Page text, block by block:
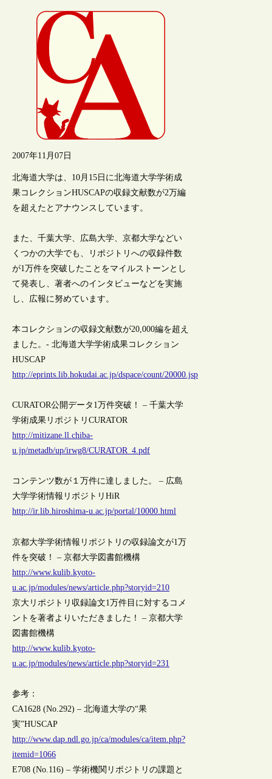
2007年11月07日
北海道大学は、10月15日に北海道大学学術成
果コレクションHUSCAPの収録文献数が2万編
を超えたとアナウンスしています。
また、千葉大学、広島大学、京都大学などい
くつかの大学でも、リポジトリへの収録件数
が1万件を突破したことをマイルストーンとし
て発表し、著者へのインタビューなどを実施
し、広報に努めています。
本コレクションの収録文献数が20,000編を超え
ました。- 北海道大学学術成果コレクション
HUSCAP
http://eprints.lib.hokudai.ac.jp/dspace/count/20000.jsp
CURATOR公開データ1万件突破！ – 千葉大学
学術成果リポジトリCURATOR
http://mitizane.ll.chiba-
u.jp/metadb/up/irwg8/CURATOR_4.pdf
コンテンツ数が１万件に達しました。 – 広島
大学学術情報リポジトリHiR
http://ir.lib.hiroshima-u.ac.jp/portal/10000.html
京都大学学術情報リポジトリの収録論文が1万
件を突破！ – 京都大学図書館機構
http://www.kulib.kyoto-
u.ac.jp/modules/news/article.php?storyid=210
京大リポジトリ収録論文1万件目に対するコメ
ントを著者よりいただきました！ – 京都大学
図書館機構
http://www.kulib.kyoto-
u.ac.jp/modules/news/article.php?storyid=231
参考：
CA1628 (No.292) – 北海道大学の“果
実”HUSCAP
http://www.dap.ndl.go.jp/ca/modules/ca/item.php?
itemid=1066
E708 (No.116) – 学術機関リポジトリの課題と